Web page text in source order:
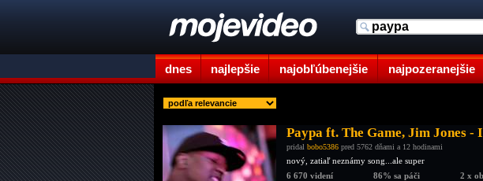
dnes najlepšie najobľúbenejšie najpozeranejšie
Paypa ft. The Game, Jim Jones -
pridal bobo5386 pred 5762 dňami a 12 hodinami
nový, zatiaľ neznámy song...ale super
6 670 videní
86% sa páči 2 x